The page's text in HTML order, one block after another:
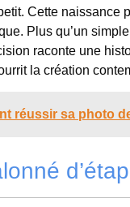
Cette naissance
Plus qu’un
raconte une
la création
réussir sa photo